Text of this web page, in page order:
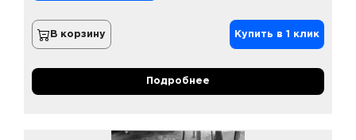
В корзину Купить в 1 клик
Подробнее